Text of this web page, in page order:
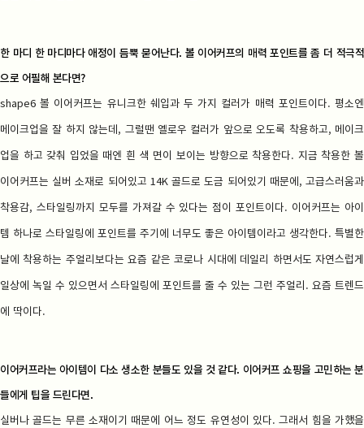
한 마디 한 마디마다 애정이 듬뿍 묻어난다. 볼 이어커프의 매력 포인트를 좀 더 적극적
으로 어필해 본다면?
shape6 볼 이어커프는 유니크한 쉐입과 두 가지 컬러가 매력 포인트이다. 평소엔
메이크업을 잘 하지 않는데, 그럴땐 옐로우 컬러가 앞으로 오도록 착용하고, 메이크
업을 하고 갖춰 입었을 때엔 흰 색 면이 보이는 방향으로 착용한다. 지금 착용한 볼
이어커프는 실버 소재로 되어있고 14K 골드로 도금 되어있기 때문에, 고급스러움과
착용감, 스타일링까지 모두를 가져갈 수 있다는 점이 포인트이다. 이어커프는 아이
템 하나로 스타일링에 포인트를 주기에 너무도 좋은 아이템이라고 생각한다. 특별한
날에 착용하는 주얼리보다는 요즘 같은 코로나 시대에 데일리 하면서도 자연스럽게
일상에 녹일 수 있으면서 스타일링에 포인트를 줄 수 있는 그런 주얼리. 요즘 트렌드
에 딱이다.
이어커프라는 아이템이 다소 생소한 분들도 있을 것 같다. 이어커프 쇼핑을 고민하는 분
들에게 팁을 드린다면.
실버나 골드는 무른 소재이기 때문에 어느 정도 유연성이 있다. 그래서 힘을 가했을